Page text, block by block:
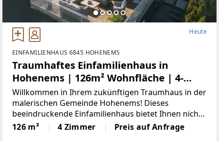
Heute
EINFAMILIENHAUS 6845 HOHENEMS
Traumhaftes Einfamilienhaus in
Hohenems | 126m² Wohnfläche | 4-
Zimmer | 2 Terrassen mit 100m²
Gesamtfläche | moderne Einrichtung |
großes Carport
Willkommen in Ihrem zukünftigen Traumhaus in der
malerischen Gemeinde Hohenems! Dieses
beeindruckende Einfamilienhaus bietet Ihnen nicht
nur eine hochwertige Ausstattung, sondern auch
einen Lebensstil, der keine Wünsche offenlässt. Mit
126 m² 4 Zimmer Preis auf Anfrage